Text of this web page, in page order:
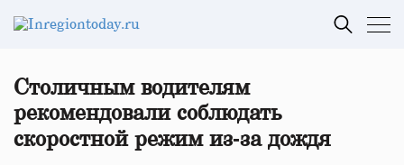
Столичным водителям
рекомендовали соблюдать
скоростной режим из‑за дождя